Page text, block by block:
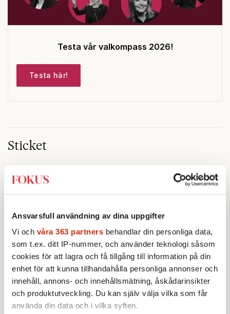
Ansvarsfull användning av dina uppgifter
Vi och våra 363 partners behandlar din personliga data,
som t.ex. ditt IP-nummer, och använder teknologi såsom
cookies för att lagra och få tillgång till information på din
enhet för att kunna tillhandahålla personliga annonser och
innehåll, annons- och innehållsmätning, åskådarinsikter
och produktutveckling. Du kan själv välja vilka som får
använda din data och i vilka syften.
Testa vår valkompass 2026!
Testa här!
Sticket
Demokratins
blinda fläck – del 2
att de saknar frihet. De
lyckas skilja mellan öppenhet och
naivitet.
STICKET
Deniz Eryilmaz:När domstolarna
tiger – och lagstiftaren bekvämt
ser på
Regeringar kommer och går men
frågan om domstolarnas
motiveringsskyldighet verkar